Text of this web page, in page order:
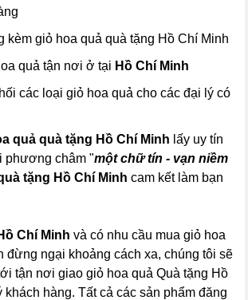
kèm giỏ hoa quả quà tặng Hồ Chí Minh
quả tận nơi ở tại Hồ Chí Minh
các loại giỏ hoa quả cho các đại lý có
quả quà tặng Hồ Chí Minh lấy uy tín
phương châm "một chữ tín - vạn niềm
tặng Hồ Chí Minh cam kết làm bạn
Chí Minh và có nhu cầu mua giỏ hoa
đừng ngại khoảng cách xa, chúng tôi sẽ
tận nơi giao giỏ hoa quả Quà tặng Hồ
hàng. Tất cả các sản phẩm đăng